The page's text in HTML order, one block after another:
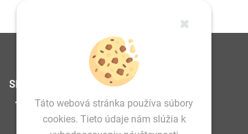
SLEDUJTE NÁS
✖
Táto webová stránka používa súbory
cookies. Tieto údaje nám slúžia k